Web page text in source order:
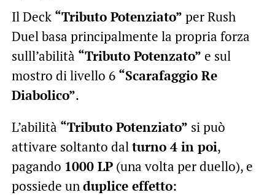
Il Deck “Tributo Potenziato” per Rush
Duel basa principalmente la propria forza
sulll’abilità “Tributo Potenzato” e sul
mostro di livello 6 “Scarafaggio Re
Diabolico”.
L’abilità “Tributo Potenziato” si può
attivare soltanto dalturno 4 in poi,
pagando 1000 LP(una volta per duello), e
possiede unduplice effetto: